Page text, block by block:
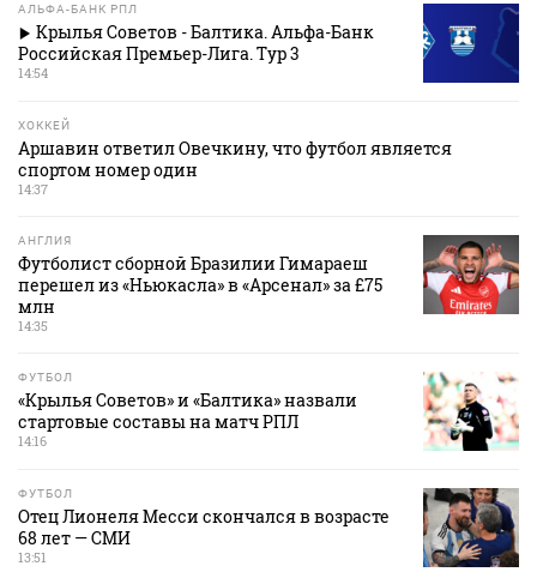
АЛЬФА-БАНК РПЛ
Крылья Советов - Балтика. Альфа-Банк
Российская Премьер-Лига. Тур 3
14:54
ХОККЕЙ
Аршавин ответил Овечкину, что футбол является
спортом номер один
14:37
АНГЛИЯ
Футболист сборной Бразилии Гимараеш
перешел из «Ньюкасла» в «Арсенал» за £75
млн
14:35
ФУТБОЛ
«Крылья Советов» и «Балтика» назвали
стартовые составы на матч РПЛ
14:16
ФУТБОЛ
Отец Лионеля Месси скончался в возрасте
68 лет — СМИ
13:51